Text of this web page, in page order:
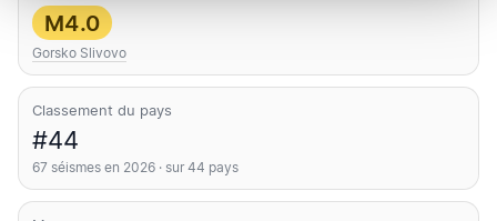
M4.0
Gorsko Slivovo
Classement du pays
#44
67 séismes en 2026 · sur 44 pays